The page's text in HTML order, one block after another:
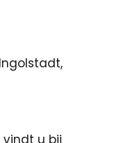
vindt u bij